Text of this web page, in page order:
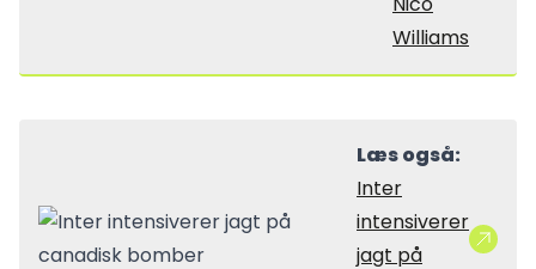
Williams
Læs også:
Inter
intensiverer
jagt på